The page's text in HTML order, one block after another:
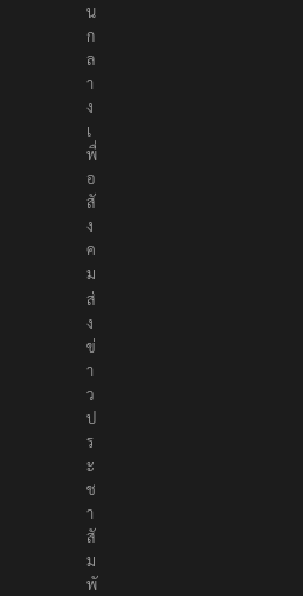
ก
ล
า
ง
เ
พื่
อ
สั
ง
ค
ม
ส่
ง
ข่
า
ว
ป
ร
ะ
ช
า
สั
ม
พั
น